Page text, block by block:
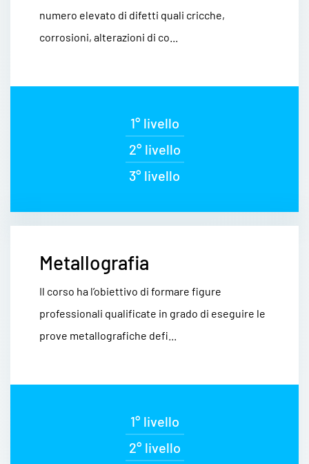
numero elevato di difetti quali cricche,
corrosioni, alterazioni di co...
1° livello
2° livello
3° livello
Metallografia
Il corso ha l’obiettivo di formare figure
professionali qualificate in grado di eseguire le
prove metallografiche defi...
1° livello
2° livello